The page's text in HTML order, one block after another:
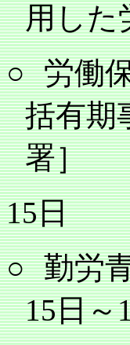
用した
○ 労働
括有期
署］
15日
○ 勤労
15日～